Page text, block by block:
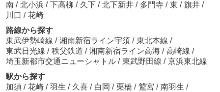
南 / 北小浜 / 下高柳 / 久下 / 北下新井 / 多門寺 / 東 / 旗井 /
川口 / 花崎
路線から探す
東武伊勢崎線 / 湘南新宿ライン宇須 / 東北本線 /
東武日光線 / 秩父鉄道 / 湘南新宿ライン高海 / 高崎線 /
埼玉新都市交通ニューシャトル / 東武野田線 / 京浜東北線
駅から探す
加須 / 花崎 / 羽生 / 久喜 / 白岡 / 栗橋 / 鷲宮 / 南羽生 /